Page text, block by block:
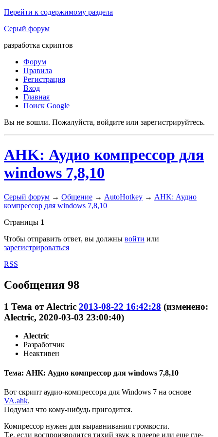
Перейти к содержимому раздела
Серый форум
разработка скриптов
Форум
Правила
Регистрация
Вход
Главная
Поиск Google
Вы не вошли. Пожалуйста, войдите или зарегистрируйтесь.
AHK: Аудио компрессор для
windows 7,8,10
Серый форум → Общение → AutoHotkey → AHK: Аудио
компрессор для windows 7,8,10
Страницы 1
Чтобы отправить ответ, вы должны войти или
зарегистрироваться
RSS
Сообщения 98
1 Тема от Alectric 2013-08-22 16:42:28 (изменено:
Alectric, 2020-03-03 23:00:40)
Alectric
Разработчик
Неактивен
Тема: AHK: Аудио компрессор для windows 7,8,10
Вот скрипт аудио-компрессора для Windows 7 на основе
VA.ahk.
Подумал что кому-нибудь пригодится.
Компрессор нужен для выравнивания громкости.
Т.е. если воспроизводится тихий звук в плеере или еще где-